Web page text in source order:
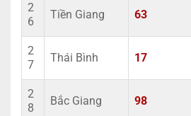
2
6
Tiền Giang 63
2
7
Thái Bình 17
2
8
Bắc Giang 98